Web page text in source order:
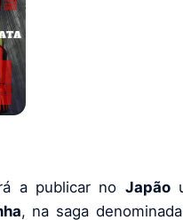
a publicar no Japão
, na saga